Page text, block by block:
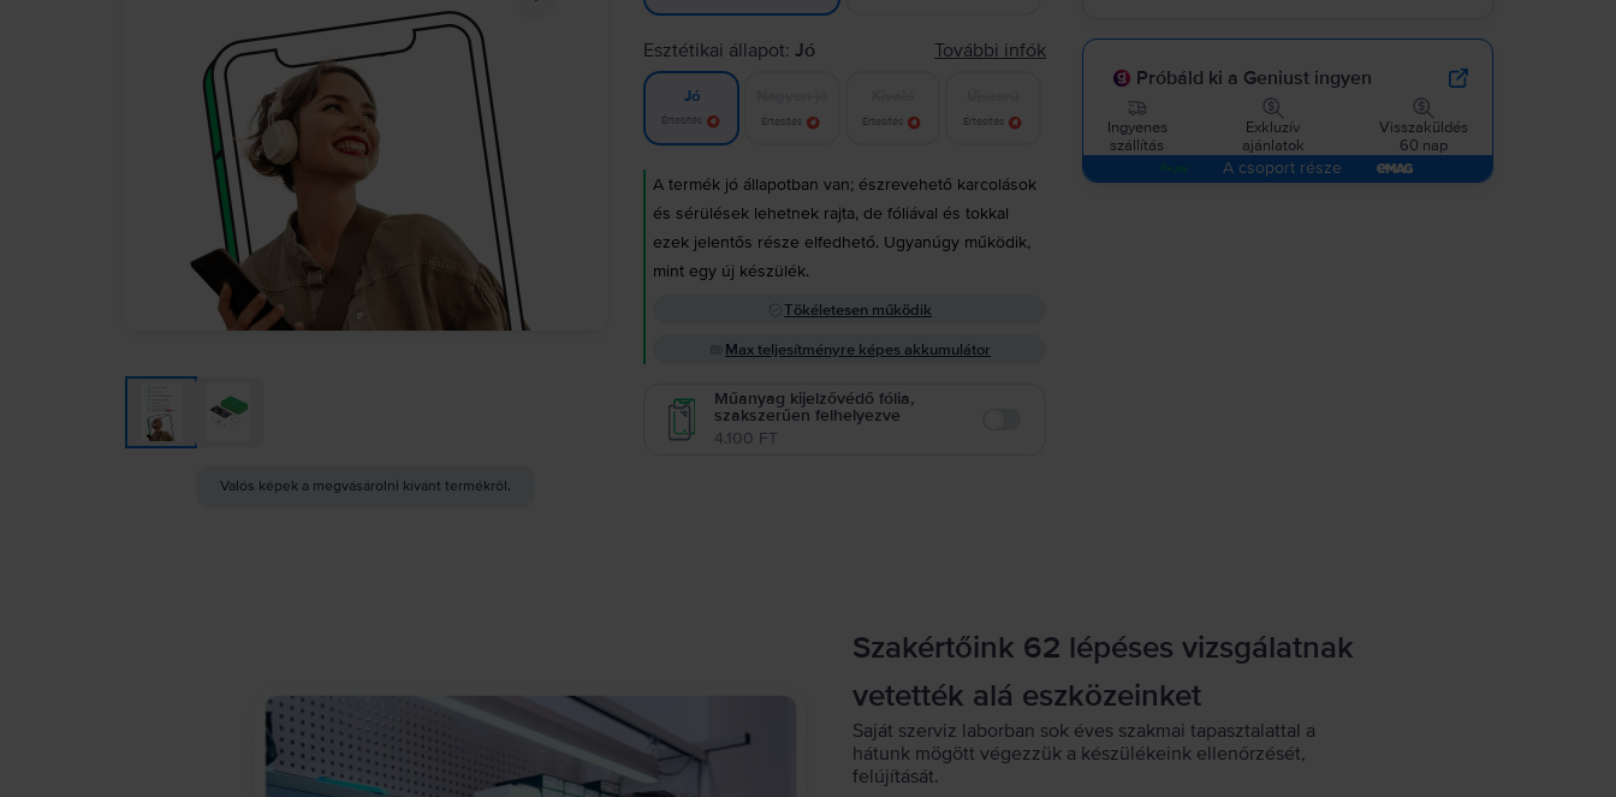
Valós képek a megvásárolni kívánt termékről.
Esztétikai állapot:Jó További infók
Jó
Értesítés Értesítés Értesítés Értesítés
A termék jó állapotban van; észrevehető karcolások
és sérülések lehetnek rajta, de fóliával és tokkal
ezek jelentős része elfedhető. Ugyanúgy működik,
mint egy új készülék.
Tökéletesen működik
Max teljesítményre képes akkumulátor
Műanyag kijelzővédő fólia,
szakszerűen felhelyezve
4.100 FT
Próbáld ki a Geniust ingyen
Ingyenes
szállítás
Exkluzív
ajánlatok
Visszaküldés
60 nap
A csoport része
Szakértőink 62 lépéses vizsgálatnak
vetették alá eszközeinket
Saját szerviz laborban sok éves szakmai tapasztalattal a
hátunk mögött végezzük a készülékeink ellenőrzését,
felújítását.